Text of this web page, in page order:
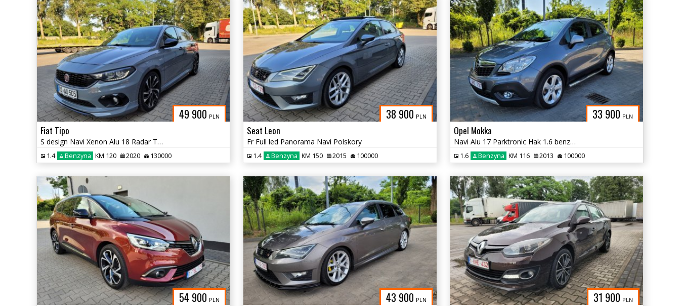
49 900 PLN
Fiat Tipo
S design Navi Xenon Alu 18 Radar Tempomat Sport
1.4 Benzyna KM 120 2020 130000
38 900 PLN
Seat Leon
Fr Full led Panorama Navi Polskory
1.4 Benzyna KM 150 2015 100000
33 900 PLN
Opel Mokka
Navi Alu 17 Parktronic Hak 1.6 benzyna 116Km
1.6 Benzyna KM 116 2013 100000
54 900 PLN 43 900 PLN 31 900 PLN